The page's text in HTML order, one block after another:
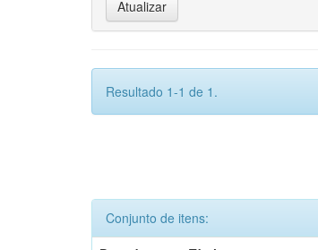
Resultado 1-1 de 1.
Conjunto de itens: